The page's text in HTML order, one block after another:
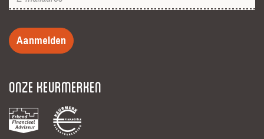
Aanmelden
Onze keurmerken